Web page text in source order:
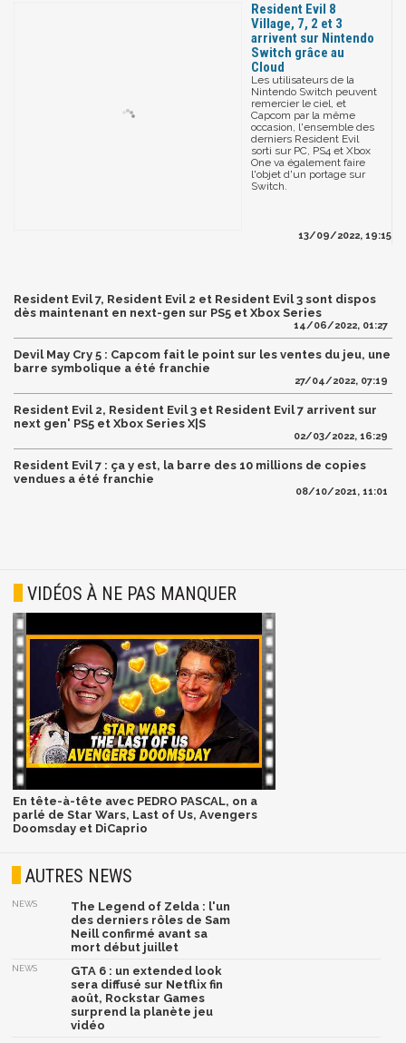
Resident Evil 8
Village, 7, 2 et 3
arrivent sur Nintendo
Switch grâce au
Cloud
Les utilisateurs de la
Nintendo Switch peuvent
remercier le ciel, et
Capcom par la même
occasion, l'ensemble des
derniers Resident Evil
sorti sur PC, PS4 et Xbox
One va également faire
l'objet d'un portage sur
Switch.
13/09/2022, 19:15
Resident Evil 7, Resident Evil 2 et Resident Evil 3 sont dispos
dès maintenant en next-gen sur PS5 et Xbox Series
14/06/2022, 01:27
Devil May Cry 5 : Capcom fait le point sur les ventes du jeu, une
barre symbolique a été franchie
27/04/2022, 07:19
Resident Evil 2, Resident Evil 3 et Resident Evil 7 arrivent sur
next gen' PS5 et Xbox Series X|S
02/03/2022, 16:29
Resident Evil 7 : ça y est, la barre des 10 millions de copies
vendues a été franchie
08/10/2021, 11:01
VIDÉOS À NE PAS MANQUER
En tête-à-tête avec PEDRO PASCAL, on a
parlé de Star Wars, Last of Us, Avengers
Doomsday et DiCaprio
AUTRES NEWS
NEWS
The Legend of Zelda : l'un
des derniers rôles de Sam
Neill confirmé avant sa
mort début juillet
NEWS
GTA 6 : un extended look
sera diffusé sur Netflix fin
août, Rockstar Games
surprend la planète jeu
vidéo